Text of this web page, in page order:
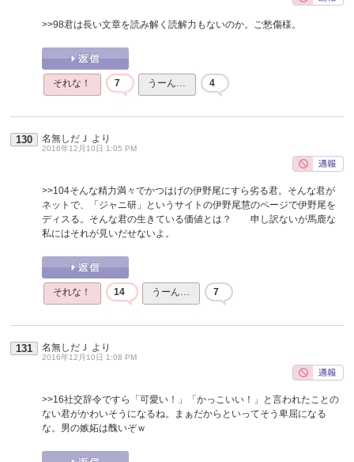
>>98君は長い文章を読み解く読解力もないのか。ご愁傷様。
それな！ 7 うーん… 4
130 名無しだＪ より
2016年12月10日 1:05 PM
>>104そんな精力満々でかつはげの伊野尾にすら劣る君。そんな君が
ネットで、「ジャニ研」というサイトの伊野尾慧のページで伊野尾を
ディスる。そんな君の生きている価値とは？ 申し訳ないが馬鹿な
私にはそれが見いだせないよ。
それな！ 14 うーん… 7
131 名無しだＪ より
2016年12月10日 1:08 PM
>>16社交辞令ですら「可愛い！」「かっこいい！」と言われたことの
ない君がかわいそうになるね。まぁだからといってそう卑屈になる
な。男の嫉妬は醜いぞｗ